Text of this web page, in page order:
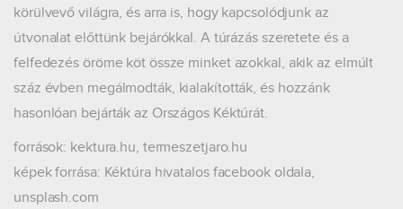
körülvevő világra, és arra is, hogy kapcsolódjunk az
útvonalat előttünk bejárókkal. A túrázás szeretete és a
felfedezés öröme köt össze minket azokkal, akik az elmúlt
száz évben megálmodták, kialakították, és hozzánk
hasonlóan bejárták az Országos Kéktúrát.
források: kektura.hu, termeszetjaro.hu
képek forrása: Kéktúra hivatalos facebook oldala,
unsplash.com